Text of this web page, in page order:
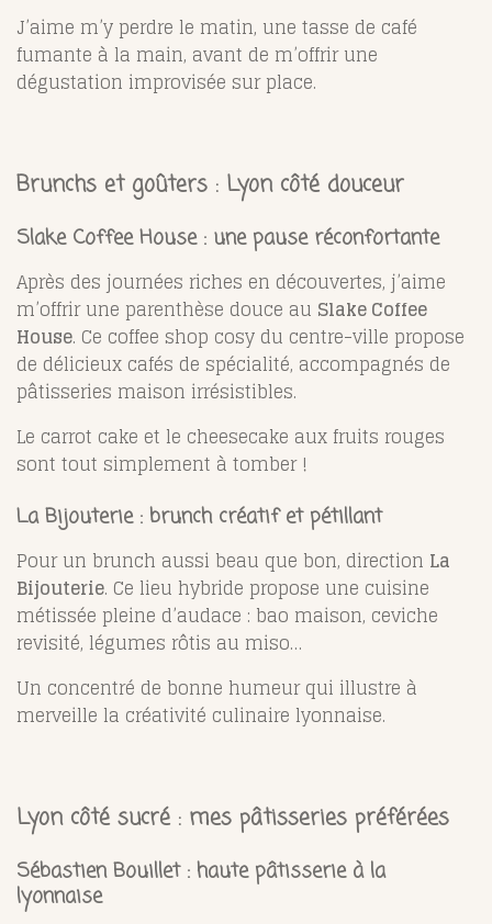
J’aime m’y perdre le matin, une tasse de café
fumante à la main, avant de m’offrir une
dégustation improvisée sur place.
Brunchs et goûters : Lyon côté douceur
Slake Coffee House : une pause réconfortante
Après des journées riches en découvertes, j’aime
m’offrir une parenthèse douce au Slake Coffee
House. Ce coffee shop cosy du centre-ville propose
de délicieux cafés de spécialité, accompagnés de
pâtisseries maison irrésistibles.
Le carrot cake et le cheesecake aux fruits rouges
sont tout simplement à tomber !
La Bijouterie : brunch créatif et pétillant
Pour un brunch aussi beau que bon, direction La
Bijouterie. Ce lieu hybride propose une cuisine
métissée pleine d’audace : bao maison, ceviche
revisité, légumes rôtis au miso…
Un concentré de bonne humeur qui illustre à
merveille la créativité culinaire lyonnaise.
Lyon côté sucré : mes pâtisseries préférées
Sébastien Bouillet : haute pâtisserie à la
lyonnaise